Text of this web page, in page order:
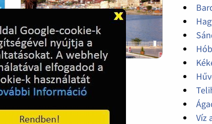
Neszebár - Bulgária
Víz